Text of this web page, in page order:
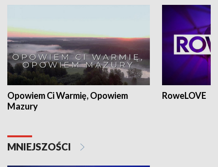
Opowiem Ci Warmię, Opowiem
Mazury
RoweLOVE
MNIEJSZOŚCI